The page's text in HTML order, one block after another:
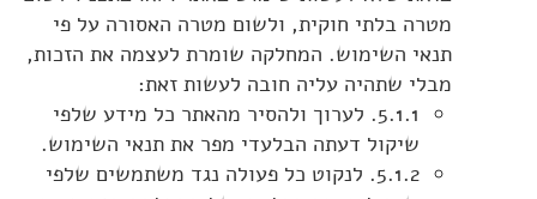
מטרה בלתי חוקית, ולשום מטרה האסורה על פי
תנאי השימוש. המחלקה שומרת לעצמה את הזכות,
מבלי שתהיה עליה חובה לעשות זאת:
5.1.1. לערוך ולהסיר מהאתר כל מידע שלפי
שיקול דעתה הבלעדי מפר את תנאי השימוש.
5.1.2. לנקוט כל פעולה נגד משתמשים שלפי